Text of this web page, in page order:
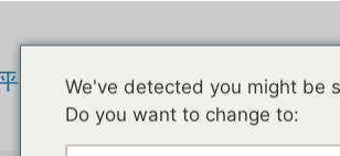
我们一直在努力
edu邮箱申请
We've detected you might be
Do you want to change to: